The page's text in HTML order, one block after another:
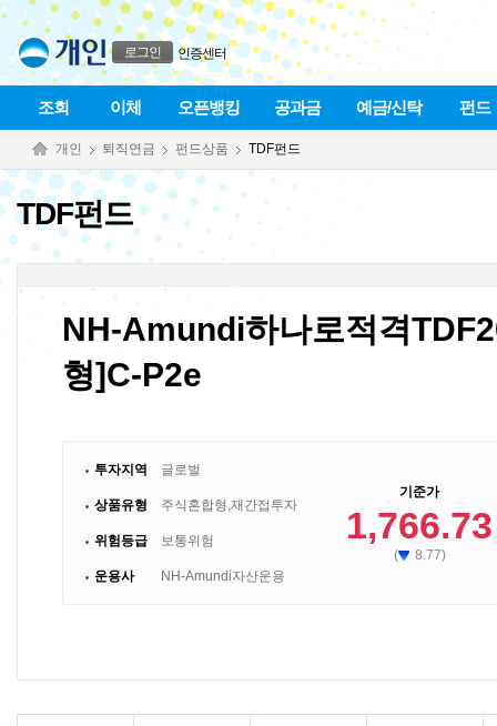
본문으로 바로가기
푸터 바로가기
로그인 인증센터
조회 이체 오픈뱅킹 공과금 예금/신탁 펀드
개인 퇴직연금 펀드상품 TDF펀드
TDF펀드
NH-Amundi하나로적격
형]C-P2e
투자지역 글로벌
상품유형 주식혼합형,재간접투자
위험등급 보통위험
운용사 NH-Amundi자산운용
기준가
1,766.73
( 8.77)